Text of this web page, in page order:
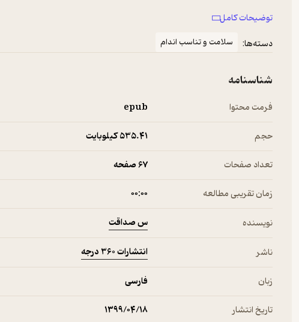
توضیحات کامل
دسته‌ها:
سلامت و تناسب اندام
شناسنامه
فرمت محتوا epub
حجم 535.۴۱ کیلوبایت
تعداد صفحات 67 صفحه
زمان تقریبی مطالعه ۰۰:۰۰
نویسنده س صداقت
ناشر انتشارات 360 درجه
زبان فارسی
تاریخ انتشار ۱۳۹۹/۰۴/۱۸